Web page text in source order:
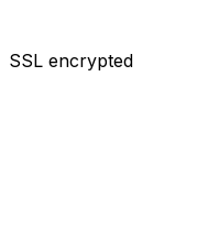
SSL encrypted